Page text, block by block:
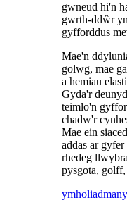
gwneud hi'n
gwrth-ddŵr
gyfforddus
Mae'n
golwg, mae
a hemiau
Gyda'r
teimlo'n
chadw'r
Mae ein
addas ar
rhedeg
pysgota,
ymholiad